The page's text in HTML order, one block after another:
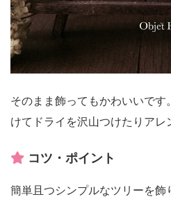
そのまま飾ってもかわいいです
けてドライを沢山つけたりアレ
コツ・ポイント
簡単且つシンプルなツリーを飾